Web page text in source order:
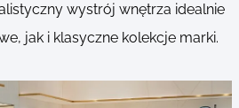
wystrój wnętrza idealnie
jak i klasyczne kolekcje marki.